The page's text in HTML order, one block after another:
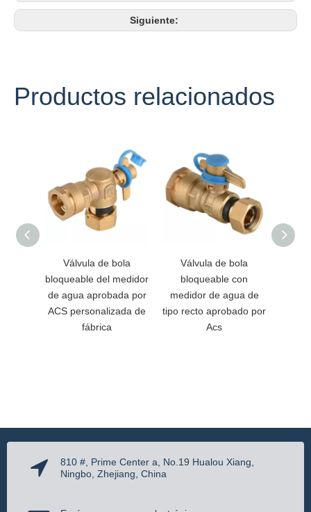
Siguiente:
Productos relacionados
Válvula de bola
bloqueable del medidor
de agua aprobada por
ACS personalizada de
fábrica
Válvula de bola
bloqueable con
medidor de agua de
tipo recto aprobado por
Acs
810 #, Prime Center a, No.19 Hualou Xiang,
Ningbo, Zhejiang, China